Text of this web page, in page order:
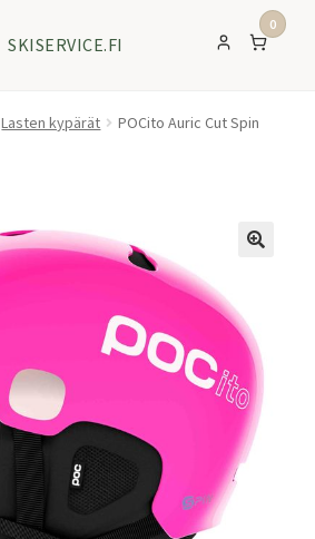
SKISERVICE.FI
0
Lasten kypärät
POCito Auric Cut Spin